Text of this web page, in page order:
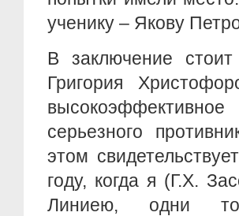
ученику – Якову
В заключение
Григория
серьезного
этом
году, когда я (Г.Х.
Линиею, одни